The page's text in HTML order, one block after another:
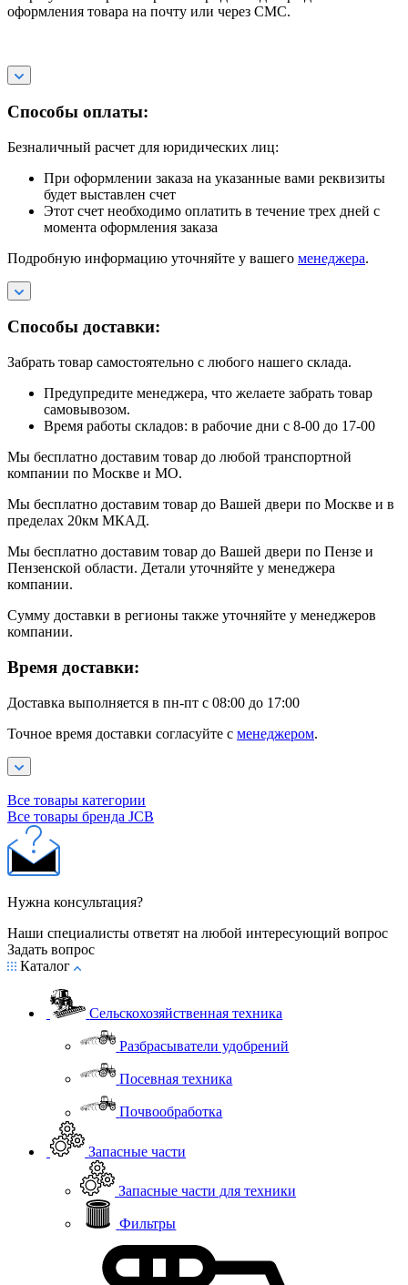
оформления товара на почту или через СМС.
Способы оплаты:
Безналичный расчет для юридических лиц:
При оформлении заказа на указанные вами реквизиты
будет выставлен счет
Этот счет необходимо оплатить в течение трех дней с
момента оформления заказа
Подробную информацию уточняйте у вашего менеджера.
Способы доставки:
Забрать товар самостоятельно с любого нашего склада.
Предупредите менеджера, что желаете забрать товар
самовывозом.
Время работы складов: в рабочие дни с 8-00 до 17-00
Мы бесплатно доставим товар до любой транспортной
компании по Москве и МО.
Мы бесплатно доставим товар до Вашей двери по Москве и в
пределах 20км МКАД.
Мы бесплатно доставим товар до Вашей двери по Пензе и
Пензенской области. Детали уточняйте у менеджера
компании.
Сумму доставки в регионы также уточняйте у менеджеров
компании.
Время доставки:
Доставка выполняется в пн-пт с 08:00 до 17:00
Точное время доставки согласуйте с менеджером.
Все товары категории
Все товары бренда JCB
Нужна консультация?
Наши специалисты ответят на любой интересующий вопрос
Задать вопрос
Каталог
Сельскохозяйственная техника
Разбрасыватели удобрений
Посевная техника
Почвообработка
Запасные части
Запасные части для техники
Фильтры